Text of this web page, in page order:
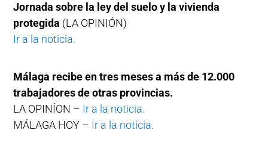
Jornada sobre la ley del suelo y la vivienda
protegida (LA OPINIÓN)
Ir a la noticia.
Málaga recibe en tres meses a más de 12.000
trabajadores de otras provincias.
LA OPINÍON – Ir a la noticia.
MÁLAGA HOY – Ir a la noticia.